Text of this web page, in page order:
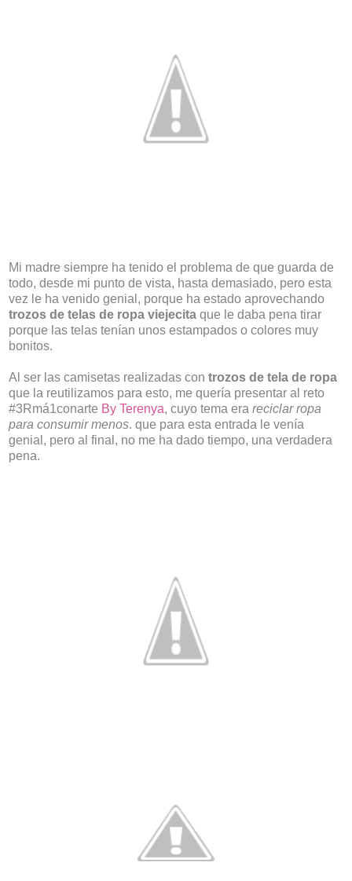
Mi madre siempre ha tenido el problema de que guarda de
todo, desde mi punto de vista, hasta demasiado, pero esta
vez le ha venido genial, porque ha estado aprovechando
trozos de telas de ropa viejecita que le daba pena tirar
porque las telas tenían unos estampados o colores muy
bonitos.
Al ser las camisetas realizadas con trozos de tela de ropa
que la reutilizamos para esto, me quería presentar al reto
#3Rmá1conarte By Terenya, cuyo tema era reciclar ropa
para consumir menos. que para esta entrada le venía
genial, pero al final, no me ha dado tiempo, una verdadera
pena.